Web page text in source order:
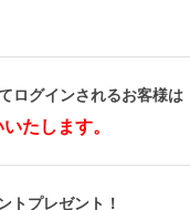
ログインされるお客様は
たします。
プレゼント！